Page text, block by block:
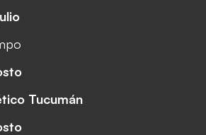
Tucumán